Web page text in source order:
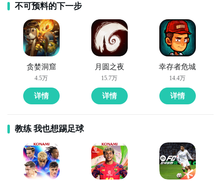
好了，小编为大家大家提供了这两种教程是下载虚环之
璃：终末弹刃最为直接方法哦，不知道大家有没有清楚
的知道呢？想要了解更多精彩内容，不妨多多关注九游
虚环之璃：终末弹刃
不可预料的下一步
贪婪洞窟
4.5万
详情
月圆之夜
15.7万
详情
幸存者危城
14.4万
详情
教练 我也想踢足球